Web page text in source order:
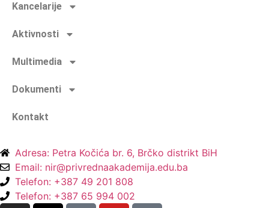
Kancelarije
Aktivnosti
Multimedia
Dokumenti
Kontakt
Adresa: Petra Kočića br. 6, Brčko distrikt BiH
Email: nir@privrednaakademija.edu.ba
Telefon: +387 49 201 808
Telefon: +387 65 994 002